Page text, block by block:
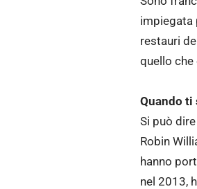
impiegata
restauri
quello che
Quando ti
Si può
Robin
hanno
nel 2013,